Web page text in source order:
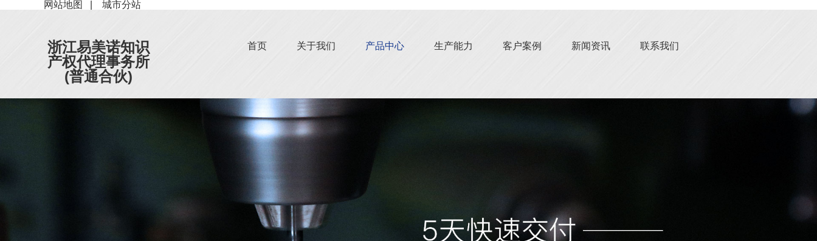
网站地图 城市分站
浙江易美诺知识
产权代理事务所
(普通合伙)
首页 关于我们 产品中心 生产能力 客户案例 新闻资讯 联系我们